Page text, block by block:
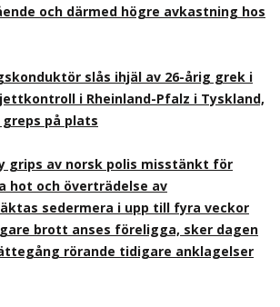
och därmed högre avkastning hos
slås ihjäl av 26-årig grek i
i Rheinland-Pfalz i Tyskland,
på plats
grips av norsk polis misstänkt för
hot och överträdelse av
sedermera i upp till fyra veckor
brott anses föreligga, sker dagen
rörande tidigare anklagelser